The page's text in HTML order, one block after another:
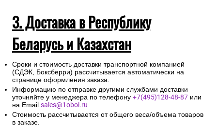
3. Доставка в Республику
Беларусь и Казахстан
Сроки и стоимость доставки транспортной компанией
(СДЭК, Боксберри) рассчитывается автоматически на
странице оформления заказа.
Информацию по отправке другими службами доставки
уточняйте у менеджера по телефону +7(495)128-48-87 или
на Email sales@1oboi.ru
Стоимость рассчитывается от общего веса/объема товаров
в заказе.